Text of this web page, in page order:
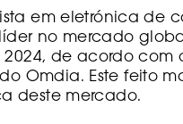
em eletrónica de
no mercado
2024, de acordo
Omdia. Este feito
deste mercado.